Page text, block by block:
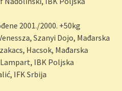
2001./2000. +50kg
Szanyi Dojo, Mađarska
Hacsok, Mađarska
IBK Poljska
IFK Srbija